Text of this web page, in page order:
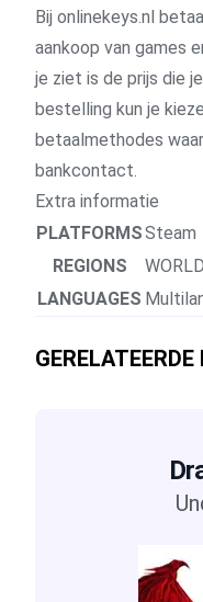
Bij onlinekeys.nl
aankoop van games
je ziet is de prijs die
bestelling kun je
betaalmethodes
bankcontact.
Extra informatie
PLATFORMSSteam
REGIONS
LANGUAGES